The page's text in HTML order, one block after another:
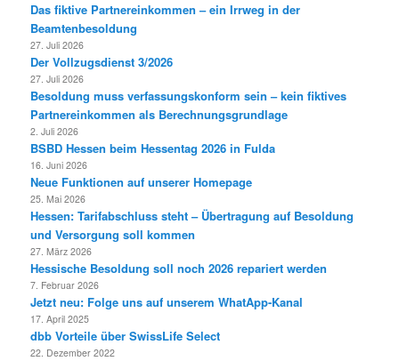
Das fiktive Partnereinkommen – ein Irrweg in der
Beamtenbesoldung
27. Juli 2026
Der Vollzugsdienst 3/2026
27. Juli 2026
Besoldung muss verfassungskonform sein – kein fiktives
Partnereinkommen als Berechnungsgrundlage
2. Juli 2026
BSBD Hessen beim Hessentag 2026 in Fulda
16. Juni 2026
Neue Funktionen auf unserer Homepage
25. Mai 2026
Hessen: Tarifabschluss steht – Übertragung auf Besoldung
und Versorgung soll kommen
27. März 2026
Hessische Besoldung soll noch 2026 repariert werden
7. Februar 2026
Jetzt neu: Folge uns auf unserem WhatApp-Kanal
17. April 2025
dbb Vorteile über SwissLife Select
22. Dezember 2022